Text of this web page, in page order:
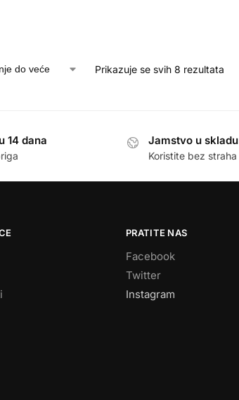
Prikazuje se svih 8 rezultata
14 dana Jamstvo u
Koristite bez straha
PRATITE NAS
Facebook
Twitter
Instagram